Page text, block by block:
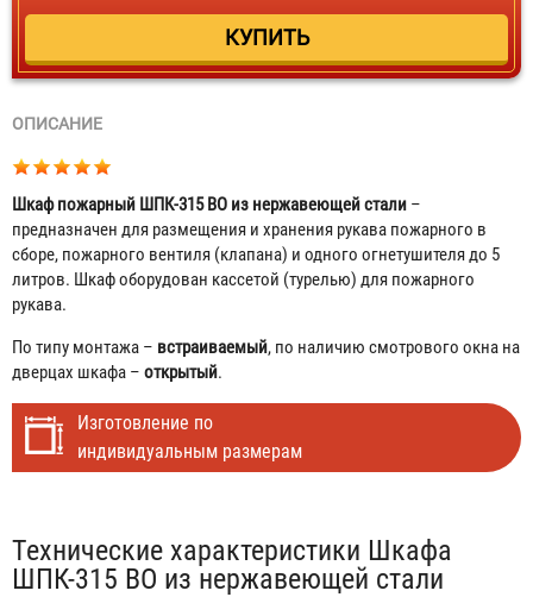
ОПИСАНИЕ
Шкаф пожарный ШПК-315 ВО из нержавеющей стали –
предназначен для размещения и хранения рукава пожарного в
сборе, пожарного вентиля (клапана) и одного огнетушителя до 5
литров. Шкаф оборудован кассетой (турелью) для пожарного
рукава.
По типу монтажа – встраиваемый, по наличию смотрового окна на
дверцах шкафа – открытый.
Изготовление по
индивидуальным размерам
Табы
Технические характеристики Шкафа
ШПК-315 ВО из нержавеющей стали